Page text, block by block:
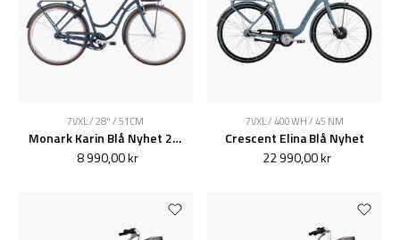
7VXL / 28" / 51CM
Monark Karin Blå Nyhet 2026
8 990,00 kr
7VXL / 400 WH / 45 NM
Crescent Elina Blå Nyhet
22 990,00 kr